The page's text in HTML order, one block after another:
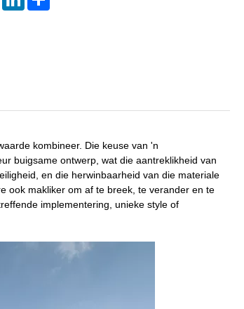
kombineer. Die keuse van 'n
buigsame ontwerp, wat die aantreklikheid van
en die herwinbaarheid van die materiale
ook makliker om af te breek, te verander en te
implementering, unieke style of